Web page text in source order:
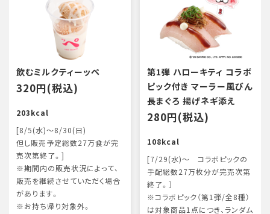
飲むミルクティーッペ
320円(税込)
203kcal
[8/5(水)～8/30(日)
但し販売予定総数27万食が完
売次第終了。]
※期間内の販売状況によって、
販売を継続させていただく場合
があります。
※お持ち帰り対象外。
第1弾 ハローキティ コラボ
ピック付き マーラー風びん
長まぐろ 揚げネギ添え
280円(税込)
108kcal
[7/29(水)～ コラボピックの
手配総数27万枚分が完売次第
終了。］
※コラボピック（第1弾/全8種）
は対象商品1点につき、ランダム